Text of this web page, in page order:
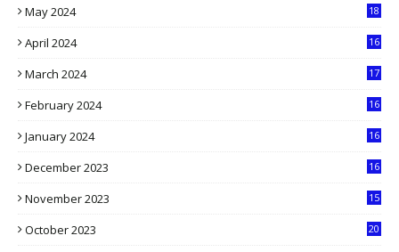
May 2024
18
April 2024
16
March 2024
17
February 2024
16
January 2024
16
December 2023
16
November 2023
15
October 2023
20